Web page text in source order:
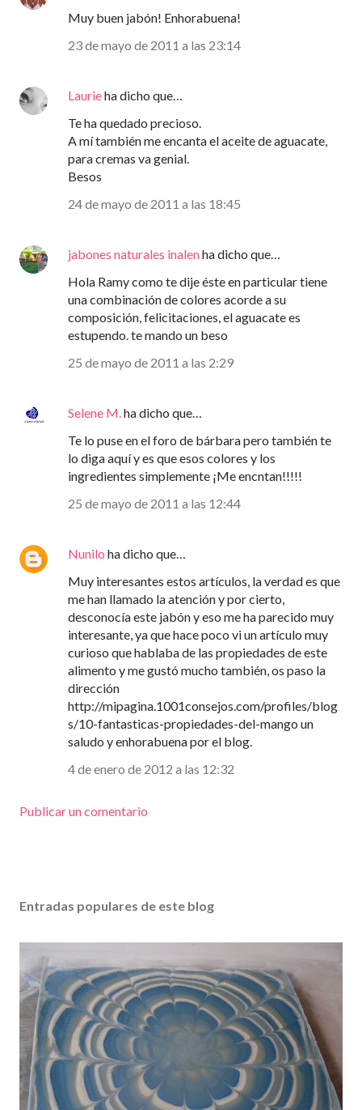
Muy buen jabón! Enhorabuena!
23 de mayo de 2011 a las 23:14
Laurieha dicho que…
Te ha quedado precioso.
A mí también me encanta el aceite de aguacate,
para cremas va genial.
Besos
24 de mayo de 2011 a las 18:45
jabones naturales inalenha dicho que…
Hola Ramy como te dije éste en particular tiene
una combinación de colores acorde a su
composición, felicitaciones, el aguacate es
estupendo. te mando un beso
25 de mayo de 2011 a las 2:29
Selene M.ha dicho que…
Te lo puse en el foro de bárbara pero también te
lo diga aquí y es que esos colores y los
ingredientes simplemente ¡Me encntan!!!!!
25 de mayo de 2011 a las 12:44
Nunilo ha dicho que…
Muy interesantes estos artículos, la verdad es que
me han llamado la atención y por cierto,
desconocía este jabón y eso me ha parecido muy
interesante, ya que hace poco vi un artículo muy
curioso que hablaba de las propiedades de este
alimento y me gustó mucho también, os paso la
dirección
http://mipagina.1001consejos.com/profiles/blog
s/10-fantasticas-propiedades-del-mango un
saludo y enhorabuena por el blog.
4 de enero de 2012 a las 12:32
Publicar un comentario
Entradas populares de este blog